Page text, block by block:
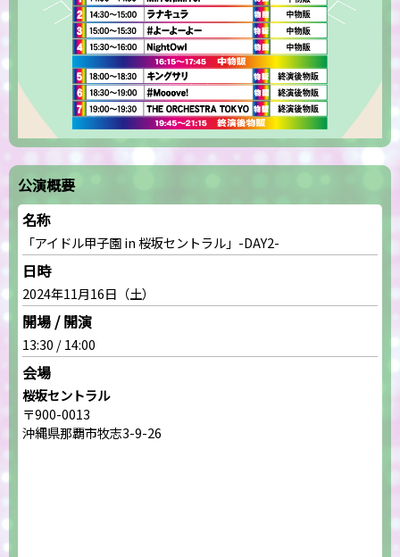
公演概要
名称
「アイドル甲子園 in 桜坂セントラル」-DAY2-
日時
2024年11月16日（土）
開場 / 開演
13:30 / 14:00
会場
桜坂セントラル
〒900-0013
沖縄県那覇市牧志3-9-26